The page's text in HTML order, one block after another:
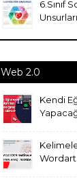
6.Sınıf
Web 2.0
Kendi
Wordart